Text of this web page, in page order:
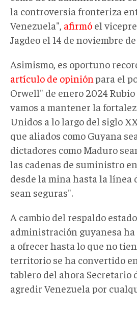
la controversia fronteriza
Venezuela", afirmó el
Jagdeo el 14 de noviembre
Asimismo, es oportuno
artículo de opinión para el
Orwell" de enero 2024
vamos a mantener la
Unidos a lo largo del siglo
que aliados como Guyana
dictadores como Maduro
las cadenas de suministro
desde la mina hasta la línea
sean seguras".
A cambio del respaldo
administración guyanesa
a ofrecer hasta lo que no
territorio se ha convertido
tablero del ahora Secretario
agredir Venezuela por